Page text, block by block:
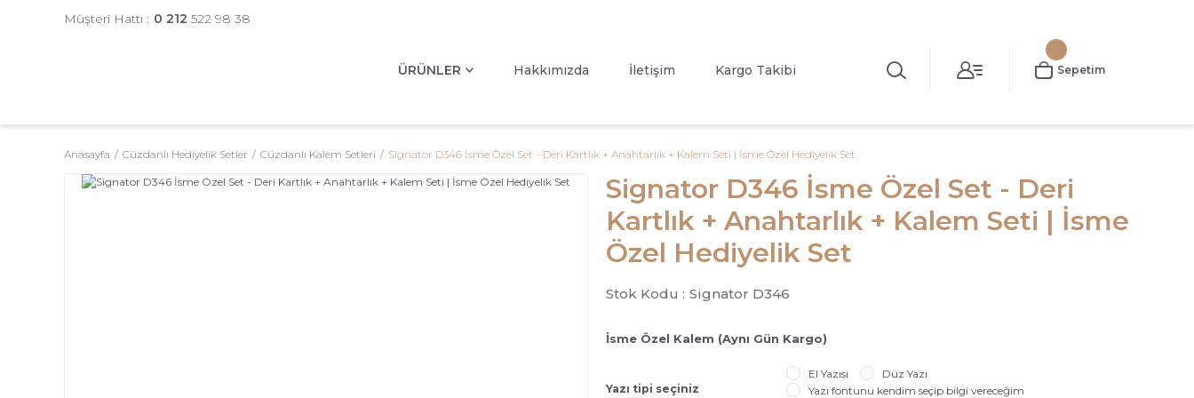
Müşteri Hattı : 0 212 522 98 38
ÜRÜNLER Hakkımızda İletişim Kargo Takibi Sepetim
Anasayfa Cüzdanlı Hediyelik Setler Cüzdanlı Kalem Setleri Signator D346 İsme Özel Set - Deri Kartlık + Anahtarlık + Kalem Seti | İsme Özel Hediyelik Set
Signator D346 İsme Özel Set - Deri
Kartlık + Anahtarlık + Kalem Seti | İsme
Özel Hediyelik Set
Stok Kodu : Signator D346
İsme Özel Kalem (Aynı Gün Kargo)
Yazı tipi seçiniz
El Yazısı
Düz Yazı
Yazı fontunu kendim seçip bilgi vereceğim